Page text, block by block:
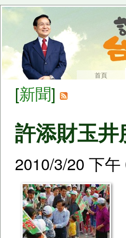
首頁
[新聞]
許添財玉
2010/3/20 下午